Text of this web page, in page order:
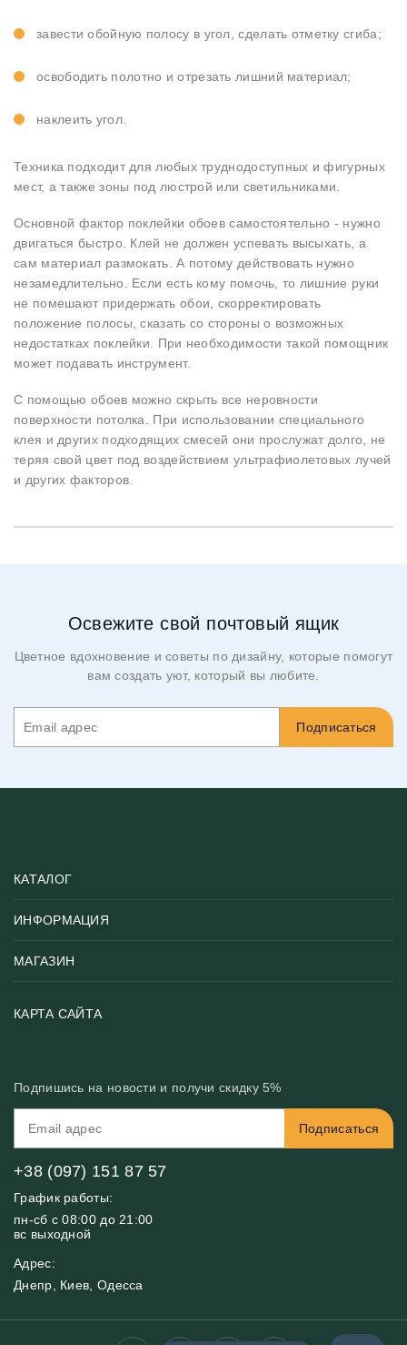
завести обойную полосу в угол, сделать отметку сгиба;
освободить полотно и отрезать лишний материал;
наклеить угол.
Техника подходит для любых труднодоступных и фигурных
мест, а также зоны под люстрой или светильниками.
Основной фактор поклейки обоев самостоятельно - нужно
двигаться быстро. Клей не должен успевать высыхать, а
сам материал размокать. А потому действовать нужно
незамедлительно. Если есть кому помочь, то лишние руки
не помешают придержать обои, скорректировать
положение полосы, сказать со стороны о возможных
недостатках поклейки. При необходимости такой помощник
может подавать инструмент.
С помощью обоев можно скрыть все неровности
поверхности потолка. При использовании специального
клея и других подходящих смесей они прослужат долго, не
теряя свой цвет под воздействием ультрафиолетовых лучей
и других факторов.
Освежите свой почтовый ящик
Цветное вдохновение и советы по дизайну, которые помогут
вам создать уют, который вы любите.
Подписаться
КАТАЛОГ
Популярные
Тематики фотообоев
Фотообои по типу помещения
ИНФОРМАЦИЯ
Возврат товара
Материалы
FAQ
МАГАЗИН
О нас
Инструкция
Контакты
КАРТА САЙТА
Подпишись на новости и получи скидку 5%
Подписаться
+38 (097) 151 87 57
График работы:
пн-сб с 08:00 до 21:00
вс выходной
Адрес:
Днепр, Киев, Одесса